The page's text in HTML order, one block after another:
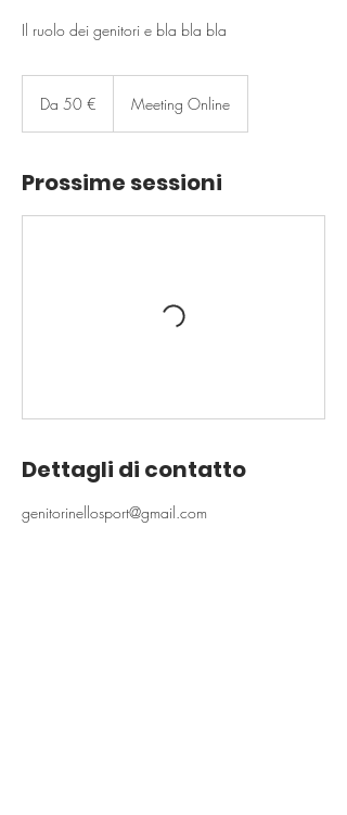
Il ruolo dei genitori e bla bla bla
Da 50 € Meeting Online
Prossime sessioni
Dettagli di contatto
genitorinellosport@gmail.com